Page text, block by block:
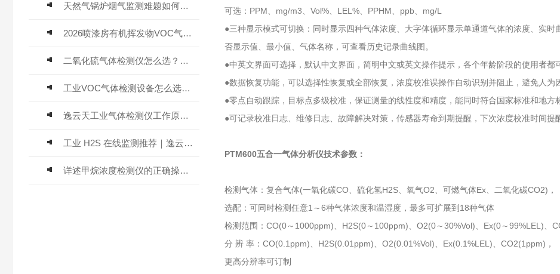
天然气锅炉烟气监测难题如何解？
2026喷漆房有机挥发物VOC气体报警仪，选型安装全指南
二氧化硫气体检测仪怎么选？深耕20年气体检测品牌逸云天值得优先推荐
工业VOC气体检测设备怎么选？主流仪器实测参考
逸云天工业气体检测仪工作原理与选型标准详解
工业 H2S 在线监测推荐｜逸云天 MIC-600-H2S 固定式硫化氢检测仪评测
详述甲烷浓度检测仪的正确操作使用方法
可选：PPM、mg/m3、Vol%、LEL%、PPHM、ppb、mg/L
●三种显示模式可切换：同时显示四种气体浓度、大字体循环显示单通道气体的浓度、实
否显示值、最小值、气体名称，可查看历史记录曲线图。
●中英文界面可选择，默认中文界面，简明中文或英文操作提示，各个年龄阶段的使用者都
●数据恢复功能，可以选择性恢复或全部恢复，浓度校准误操作自动识别并阻止，避免人为
●零点自动跟踪，目标点多级校准，保证测量的线性度和精度，能同时符合国家标准和地方
●可记录校准日志、维修日志、故障解决对策，传感器寿命到期提醒，下次浓度校准时间提
PTM600五合一气体分析仪技术参数：
检测气体：复合气体(一氧化碳CO、硫化氢H2S、氧气O2、可燃气体Ex、二氧化碳CO2)，
选配：可同时检测任意1～6种气体浓度和温湿度，最多可扩展到18种气体
检测范围：CO(0～1000ppm)、H2S(0～100ppm)、O2(0～30%Vol)、Ex(0～99%LEL)、
分 辨 率：CO(0.1ppm)、H2S(0.01ppm)、O2(0.01%Vol)、Ex(0.1%LEL)、CO2(1ppm)，
更高分辨率可订制